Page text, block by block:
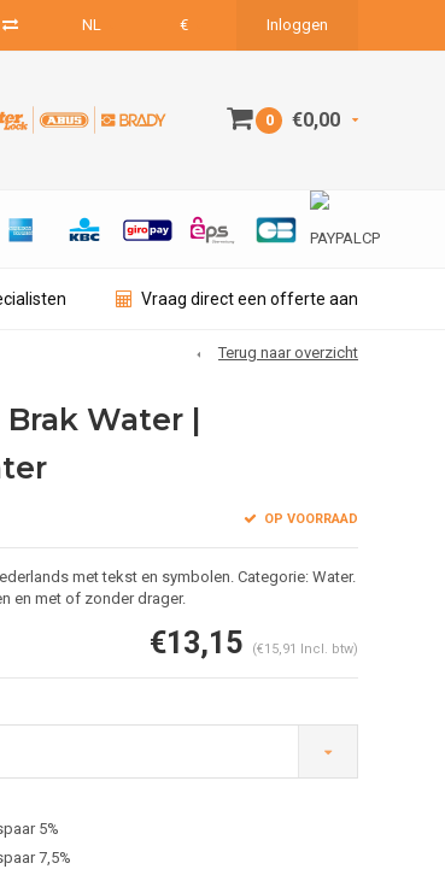
NL € Inloggen
0 €0,00
Vraag direct een offerte aan
Terug naar overzicht
Afbeelding vergroten
Water |
OP VOORRAAD
met tekst en symbolen. Categorie: Water.
en met of zonder drager.
€13,15 (€15,91 Incl. btw)
5%
7,5%